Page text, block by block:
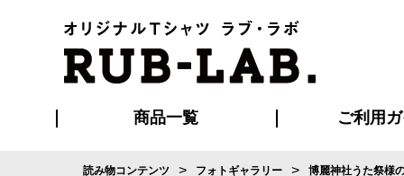
商品一覧 ご利用
読み物コンテンツ > フォトギャラリー > 博麗神社うた祭様